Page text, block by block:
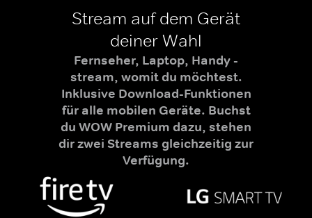
Stream auf dem Gerät
deiner Wahl
Fernseher, Laptop, Handy -
stream, womit du möchtest.
Inklusive Download-Funktionen
für alle mobilen Geräte. Buchst
du WOW Premium dazu, stehen
dir zwei Streams gleichzeitig zur
Verfügung.